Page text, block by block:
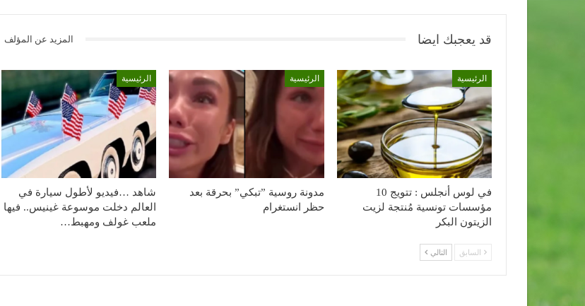
قد يعجبك ايضا المزيد عن المؤلف
الرئيسية
في لوس أنجلس : تتويج 10
مؤسسات تونسية مُنتجة لزيت
الزيتون البكر
الرئيسية
مدونة روسية ”تبكي” بحرقة بعد
حظر انستغرام
الرئيسية
شاهد …فيديو لأطول سيارة في
العالم دخلت موسوعة غينيس.. فيها
ملعب غولف ومهبط…
السابق التالي